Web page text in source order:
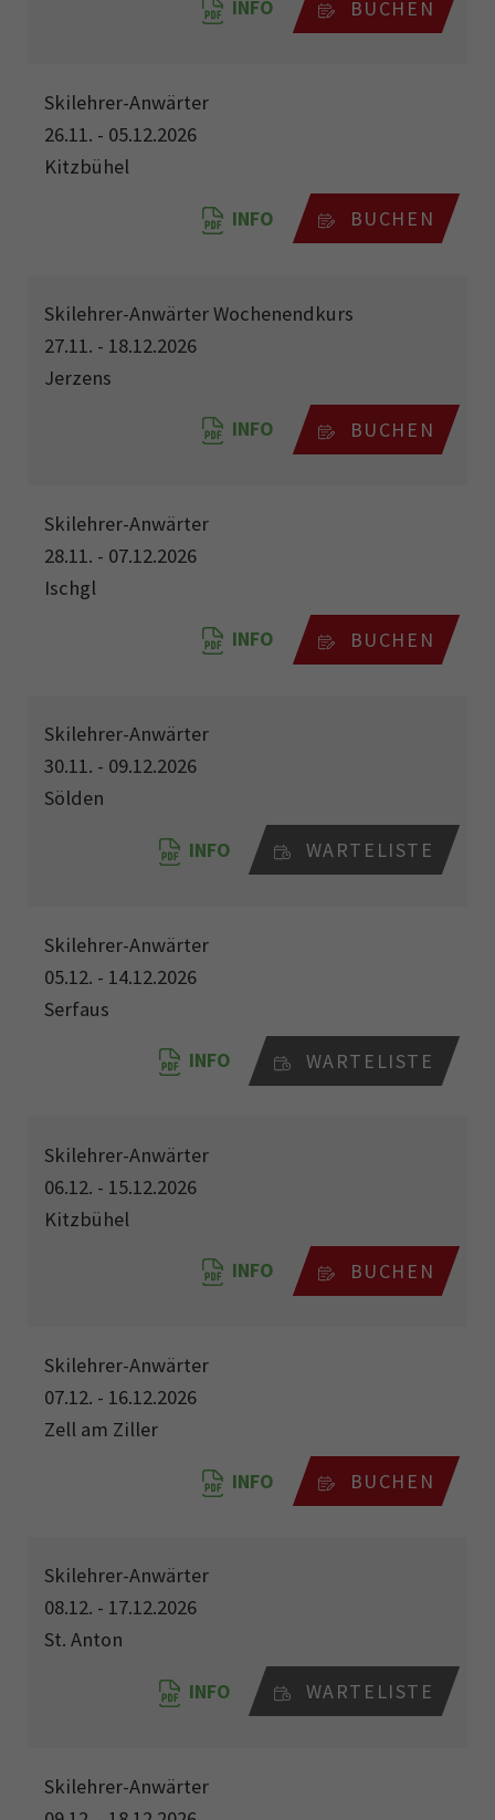
INFO BUCHEN
Skilehrer-Anwärter
26.11. - 05.12.2026
Kitzbühel
INFO BUCHEN
Skilehrer-Anwärter Wochenendkurs
27.11. - 18.12.2026
Jerzens
INFO BUCHEN
Skilehrer-Anwärter
28.11. - 07.12.2026
Ischgl
INFO BUCHEN
Skilehrer-Anwärter
30.11. - 09.12.2026
Sölden
INFO WARTELISTE
Skilehrer-Anwärter
05.12. - 14.12.2026
Serfaus
INFO WARTELISTE
Skilehrer-Anwärter
06.12. - 15.12.2026
Kitzbühel
INFO BUCHEN
Skilehrer-Anwärter
07.12. - 16.12.2026
Zell am Ziller
INFO BUCHEN
Skilehrer-Anwärter
08.12. - 17.12.2026
St. Anton
INFO WARTELISTE
Skilehrer-Anwärter